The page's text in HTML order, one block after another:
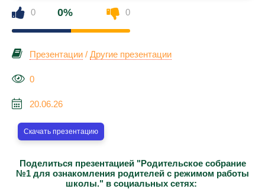
0 0% 0
Презентации / Другие презентации
0
20.06.26
Скачать презентацию
Поделиться презентацией "Родительское собрание
№1 для ознакомления родителей с режимом работы
школы." в социальных сетях: